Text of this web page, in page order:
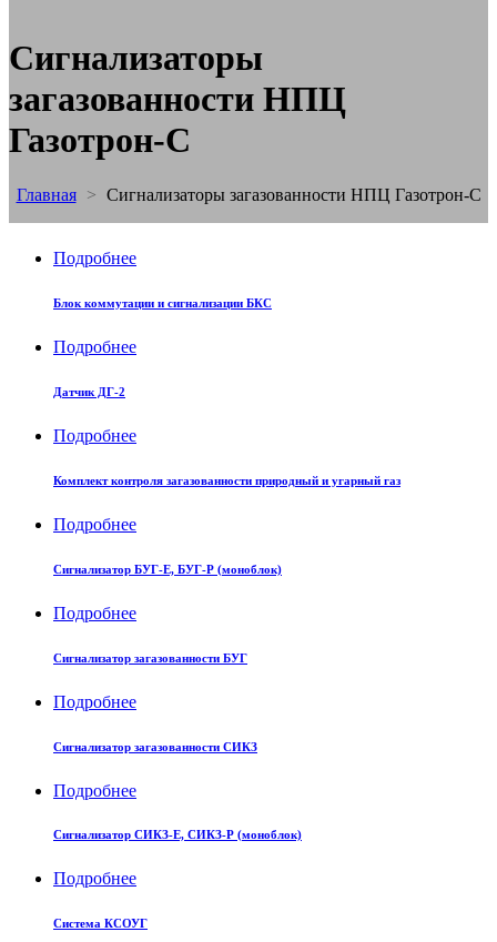
Сигнализаторы
загазованности НПЦ
Газотрон-С
Главная > Сигнализаторы загазованности НПЦ Газотрон-С
Подробнее
Блок коммутации и сигнализации БКС
Подробнее
Датчик ДГ-2
Подробнее
Комплект контроля загазованности природный и угарный газ
Подробнее
Сигнализатор БУГ-Е, БУГ-Р (моноблок)
Подробнее
Сигнализатор загазованности БУГ
Подробнее
Сигнализатор загазованности СИКЗ
Подробнее
Сигнализатор СИКЗ-Е, СИКЗ-Р (моноблок)
Подробнее
Система КСОУГ